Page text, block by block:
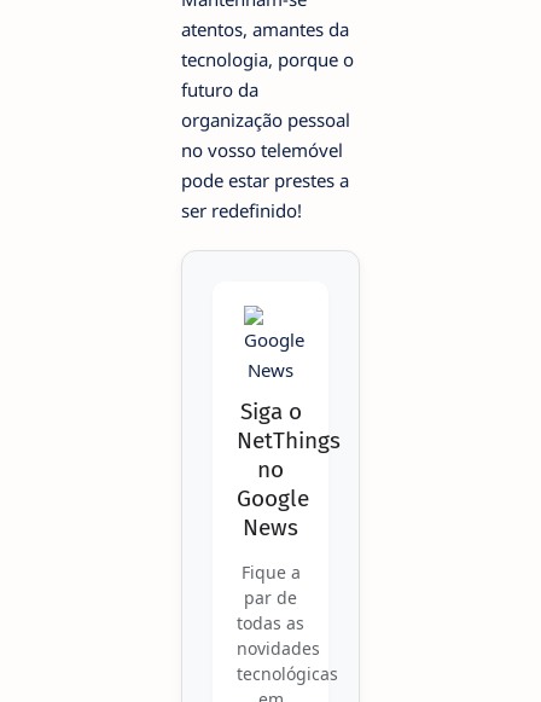
atentos, amantes da
tecnologia, porque o
futuro da
organização pessoal
no vosso telemóvel
pode estar prestes a
ser redefinido!
Siga o
NetThings
no
Google
News
Fique a
par de
todas as
novidades
tecnológicas